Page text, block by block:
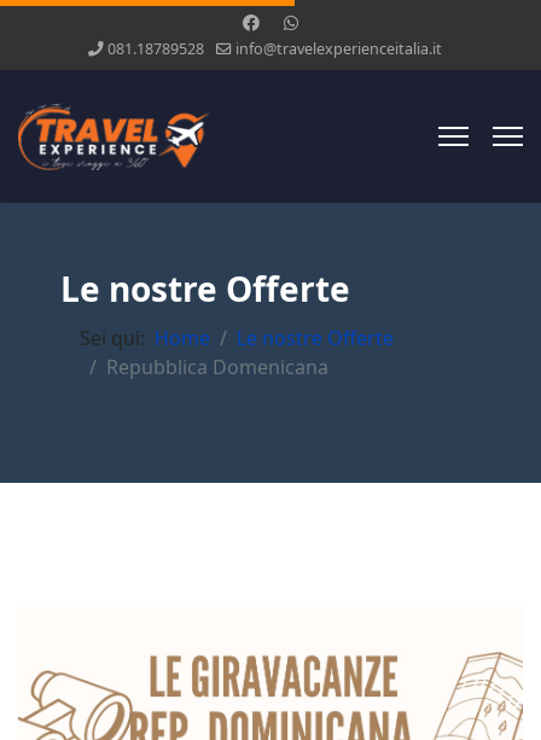
081.18789528 info@travelexperienceitalia.it
Le nostre Offerte
Sei qui: Home
Le nostre Offerte
Repubblica Domenicana